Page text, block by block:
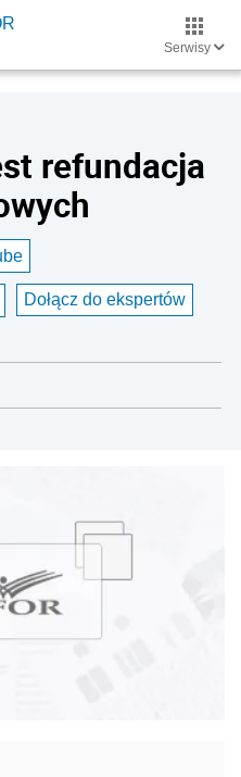
Serwisy
refundacja
Dołącz do ekspertów